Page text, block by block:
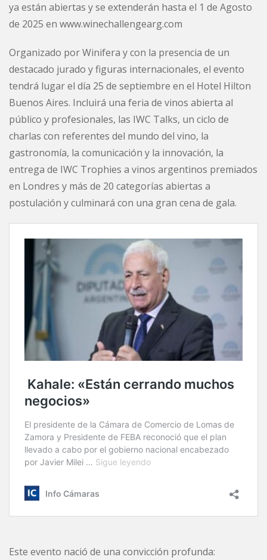
ya están abiertas y se extenderán hasta el 1 de Agosto
de 2025 en www.winechallengearg.com
Organizado por Winifera y con la presencia de un
destacado jurado y figuras internacionales, el evento
tendrá lugar el día 25 de septiembre en el Hotel Hilton
Buenos Aires. Incluirá una feria de vinos abierta al
público y profesionales, las IWC Talks, un ciclo de
charlas con referentes del mundo del vino, la
gastronomía, la comunicación y la innovación, la
entrega de IWC Trophies a vinos argentinos premiados
en Londres y más de 20 categorías abiertas a
postulación y culminará con una gran cena de gala.
Este evento nació de una convicción profunda: